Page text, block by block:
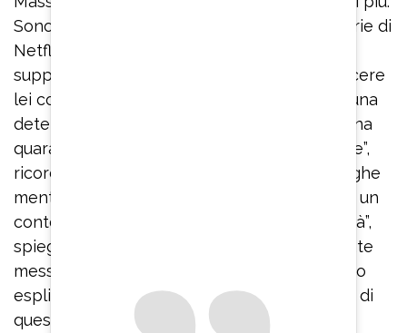
Sono aumentate dopo l’uscita della docu-serie di
Netflix. Cosa scrivono? Incoraggiamento,
supporto. Io rispondo, sì”. “Mentre era in carcere
lei comincia una lunga corrispondenza con una
detenuta che si chiama Gina. Vi scambiate una
quarantina di lettere…nasce un flirt epistolare”,
ricorda la conduttrice. “Sono le classiche seghe
mentali che si fanno due persone recluse in un
contesto carcerario per vivere la quotidianità”,
spiega lui. “Alcune di queste lettere sono state
messe agli atti, alcune avevano un contenuto
esplicitamente sessuale. Sua moglie sapeva di
questa corrispondenza con Gina?”, incalza la